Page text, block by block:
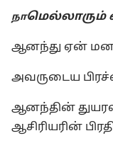
நாமெல்லாரும்
ஆனந்து ஏன்
அவருடைய
ஆனந்தின்
ஆசிரியரின்